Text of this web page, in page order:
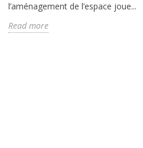
l’aménagement de l’espace joue...
Read more